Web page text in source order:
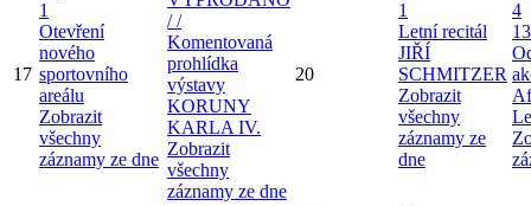
17
1
Otevření
nového
sportovního
areálu
Zobrazit
všechny
záznamy ze dne
/ /
Komentovaná
prohlídka
výstavy
KORUNY
KARLA IV.
Zobrazit
všechny
záznamy ze dne
20
1
Letní recitál
JIŘÍ
SCHMITZER
Zobrazit
všechny
záznamy ze
dne
4